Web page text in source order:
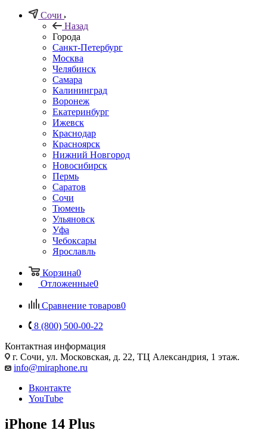
Сочи
Назад
Города
Санкт-Петербург
Москва
Челябинск
Самара
Калининград
Воронеж
Екатеринбург
Ижевск
Краснодар
Красноярск
Нижний Новгород
Новосибирск
Пермь
Саратов
Сочи
Тюмень
Ульяновск
Уфа
Чебоксары
Ярославль
Корзина0
Отложенные0
Сравнение товаров0
8 (800) 500-00-22
Контактная информация
г. Сочи, ул. Московская, д. 22, ТЦ Александрия, 1 этаж.
info@miraphone.ru
Вконтакте
YouTube
iPhone 14 Plus